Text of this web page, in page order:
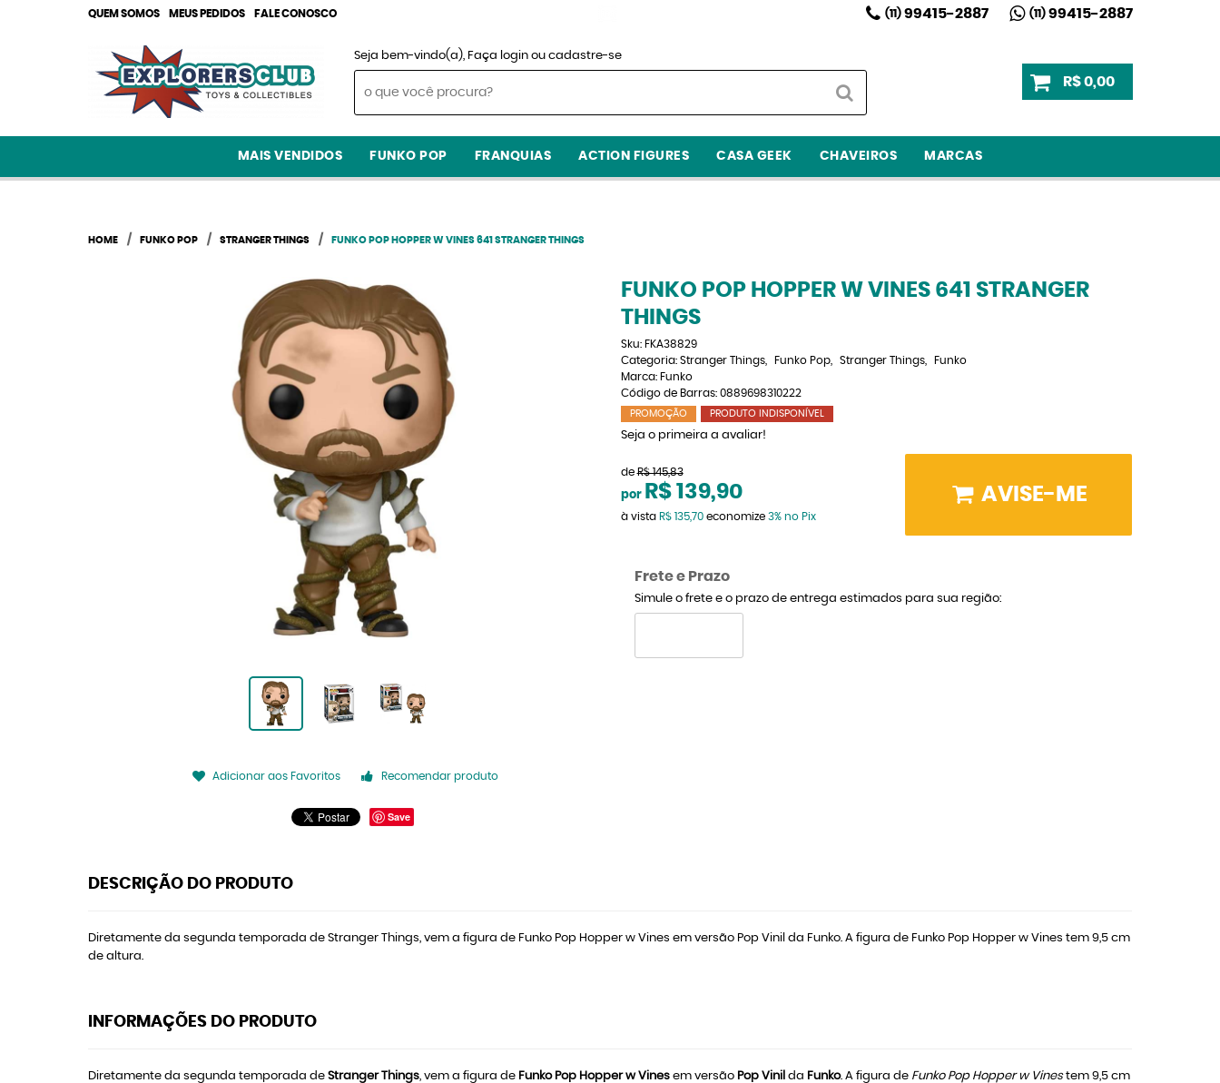
QUEM SOMOS MEUS PEDIDOS FALE CONOSCO (11)99415-2887 (11)99415-2887
Seja bem-vindo(a), Faça login ou cadastre-se
R$ 0,00
MAIS VENDIDOS FUNKO POP FRANQUIAS ACTION FIGURES CASA GEEK CHAVEIROS MARCAS
HOME FUNKO POP STRANGER THINGS FUNKO POP HOPPER W VINES 641 STRANGER THINGS
Adicionar aos Favoritos Recomendar produto
Save
FUNKO POP HOPPER W VINES 641 STRANGER
THINGS
Sku: FKA38829
Categoria: Stranger Things Funko Pop Stranger Things
Funko
Marca: Funko
Código de Barras: 0889698310222
PROMOÇÃO PRODUTO INDISPONÍVEL
Seja o primeira a avaliar!
de R$ 145,83
por R$ 139,90
à vista R$ 135,70economize 3% no Pix
AVISE-ME
Frete e Prazo
Simule o frete e o prazo de entrega estimados para sua região:
DESCRIÇÃO DO PRODUTO
Diretamente da segunda temporada de Stranger Things, vem a figura de Funko Pop Hopper w Vines em versão Pop Vinil da Funko. A figura de Funko Pop Hopper w Vines tem 9,5 cm
de altura.
INFORMAÇÕES DO PRODUTO
Diretamente da segunda temporada de Stranger Things, vem a figura de Funko Pop Hopper w Vines em versão Pop Vinil da Funko. A figura de Funko Pop Hopper w Vinestem 9,5 cm